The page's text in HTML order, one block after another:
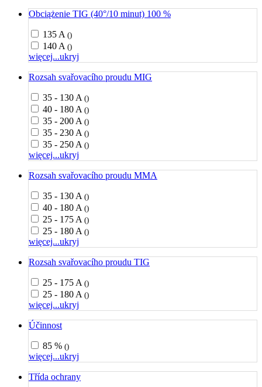
Obciążenie TIG (40°/10 minut) 100 %
135 A ()
140 A ()
więcej...ukryj
Rozsah svařovacího proudu MIG
35 - 130 A ()
40 - 180 A ()
35 - 200 A ()
35 - 230 A ()
35 - 250 A ()
więcej...ukryj
Rozsah svařovacího proudu MMA
35 - 130 A ()
40 - 180 A ()
25 - 175 A ()
25 - 180 A ()
więcej...ukryj
Rozsah svařovacího proudu TIG
25 - 175 A ()
25 - 180 A ()
więcej...ukryj
Účinnost
85 % ()
więcej...ukryj
Třída ochrany